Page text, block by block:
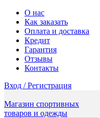
О нас
Как заказать
Оплата и доставка
Кредит
Гарантия
Отзывы
Контакты
Вход / Регистрация
Магазин спортивных
товаров и одежды